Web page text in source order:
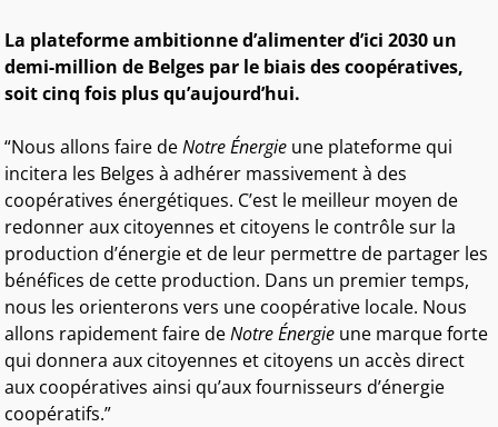
La plateforme ambitionne d’alimenter d’ici 2030 un
demi-million de Belges par le biais des coopératives,
soit cinq fois plus qu’aujourd’hui.
“Nous allons faire deNotreÉnergie une plateforme qui
incitera les Belges à adhérer massivement à des
coopératives énergétiques. C’est le meilleur moyen de
redonner aux citoyennes et citoyens le contrôle sur la
production d’énergie et de leur permettre de partager les
bénéfices de cette production. Dans un premier temps,
nous les orienterons vers une coopérative locale. Nous
allons rapidement faire deNotreÉnergie une marque forte
qui donnera aux citoyennes et citoyens un accès direct
aux coopératives ainsi qu’aux fournisseurs d’énergie
coopératifs.”